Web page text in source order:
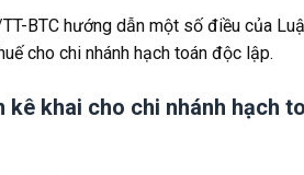
BTC hướng dẫn một số điều của
cho chi nhánh hạch toán độc lập.
kê khai cho chi nhánh hạch